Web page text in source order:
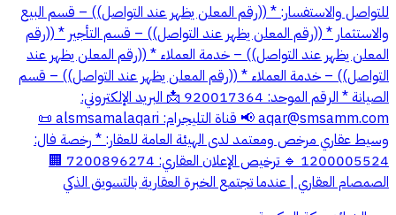
للتواصل والاستفسار: * ((رقم المعلن يظهر عند التواصل)) – قسم البيع
والاستثمار * ((رقم المعلن يظهر عند التواصل)) – قسم التأجير * ((رقم
المعلن يظهر عند التواصل)) – خدمة العملاء * ((رقم المعلن يظهر عند
التواصل)) – خدمة العملاء * ((رقم المعلن يظهر عند التواصل)) – قسم
الصيانة * الرقم الموحد: 920017364 📩 البريد الإلكتروني:
aqar@smsamm.com
📢 قناة التليجرام: alsmsamalaqari 📜
وسيط عقاري مرخص ومعتمد لدى الهيئة العامة للعقار: * رخصة فال:
1200005524 🔹 ترخيص الإعلان العقاري: 7200896274 🏢
الصمصام العقاري | عندما تجتمع الخبرة العقارية بالتسويق الذكي